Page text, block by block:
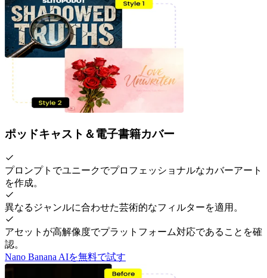
ポッドキャスト＆電子書籍カバー
プロンプトでユニークでプロフェッショナルなカバーアート
を作成。
異なるジャンルに合わせた芸術的なフィルターを適用。
アセットが高解像度でプラットフォーム対応であることを確
認。
Nano Banana AIを無料で試す